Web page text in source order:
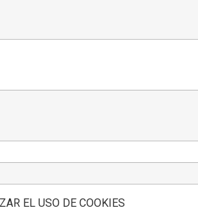
EL USO DE COOKIES